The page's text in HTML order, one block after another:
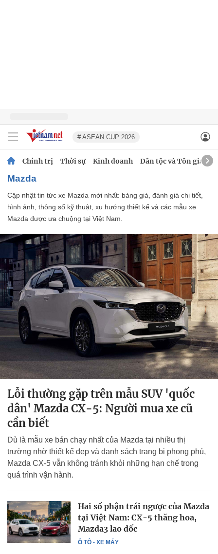
# ASEAN CUP 2026
Chính trị Thời sự Kinh doanh Dân tộc và Tôn giáo
Mazda
Cập nhật tin tức xe Mazda mới nhất: bảng giá, đánh giá chi tiết,
hình ảnh, thông số kỹ thuật, xu hướng thiết kế và các mẫu xe
Mazda được ưa chuộng tại Việt Nam.
Lỗi thường gặp trên mẫu SUV 'quốc
dân' Mazda CX-5: Người mua xe cũ
cần biết
Dù là mẫu xe bán chạy nhất của Mazda tại nhiều thị
trường nhờ thiết kế đẹp và danh sách trang bị phong phú,
Mazda CX-5 vẫn không tránh khỏi những hạn chế trong
quá trình vận hành.
Ô TÔ - XE MÁY
Hai số phận trái ngược của Mazda
tại Việt Nam: CX-5 thăng hoa,
Mazda3 lao dốc